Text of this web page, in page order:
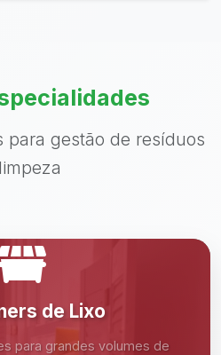
para gestão de resíduos
de Lixo
para grandes volumes de